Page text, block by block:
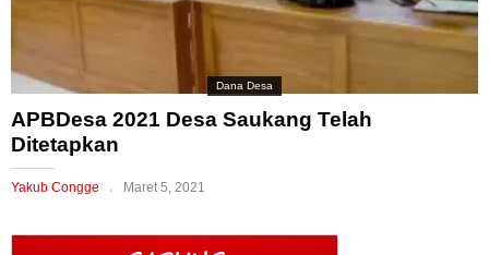
Dana Desa
APBDesa 2021 Desa Saukang Telah
Ditetapkan
Yakub Congge Maret 5, 2021